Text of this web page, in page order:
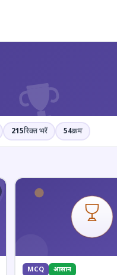
215रिक्त भरें 54क्रम
MCQ आसान